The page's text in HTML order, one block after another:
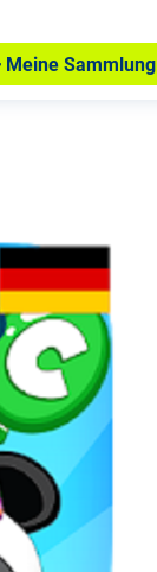
Meine Sammlung